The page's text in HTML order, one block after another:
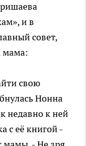
и в
совет,
мама:
свою
Нонна
недавно к ней
с её книгой -